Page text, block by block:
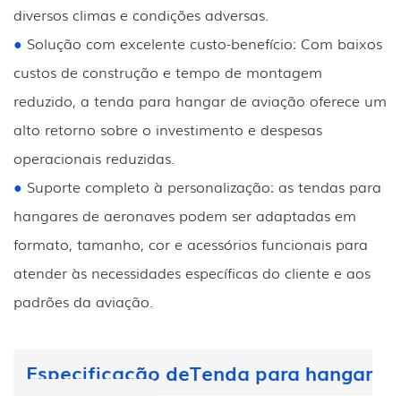
diversos climas e condições adversas.
● Solução com excelente custo-benefício: Com baixos
custos de construção e tempo de montagem
reduzido, a tenda para hangar de aviação oferece um
alto retorno sobre o investimento e despesas
operacionais reduzidas.
● Suporte completo à personalização: as tendas para
hangares de aeronaves podem ser adaptadas em
formato, tamanho, cor e acessórios funcionais para
atender às necessidades específicas do cliente e aos
padrões da aviação.
Especificação deTenda para hangar